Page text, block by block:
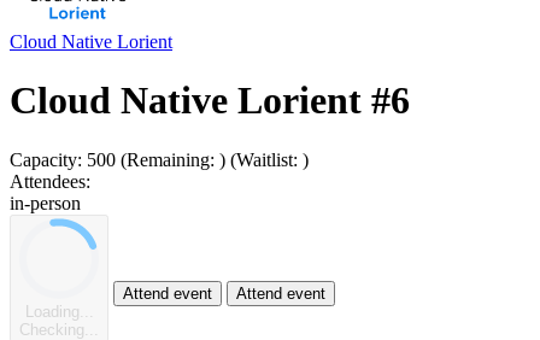
Cloud Native Lorient
Cloud Native Lorient #6
Capacity: 500 (Remaining: ) (Waitlist: )
Attendees:
in-person
Loading...
Checking...
Attend event Attend event